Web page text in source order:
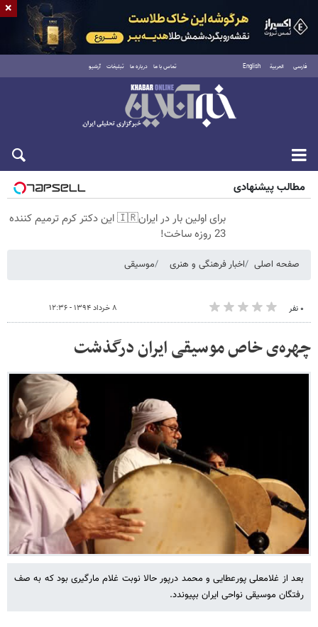
فارسی العربية English تماس با ما درباره ما تبلیغات آرشیو
شنبه ۱۷ مرداد ۱۴۰۵
مطالب پیشنهادی
برای اولین بار در ایران🇮🇷 این دکتر کرم ترمیم کننده
23 روزه ساخت!
صفحه اصلی اخبار فرهنگی و هنری موسیقی
۰ نفر ۸ خرداد ۱۳۹۴ - ۱۲:۳۶
چهره‌ی خاص موسیقی ایران درگذشت
بعد از غلامعلی پورعطایی و محمد درپور حالا نوبت غلام مارگیری بود که به صف
رفتگان موسیقی نواحی ایران بپیوندد.
×